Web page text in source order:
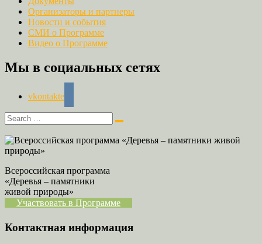
Организаторы и партнеры
Новости и события
СМИ о Программе
Видео о Программе
Мы в социальных сетях
vkontakte
Всероссийская программа
«Деревья – памятники
живой природы»
Участвовать в Программе
Контактная информация